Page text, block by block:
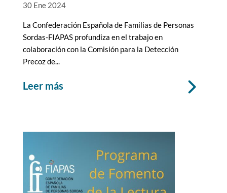
30 Ene 2024
La Confederación Española de Familias de Personas
Sordas-FIAPAS profundiza en el trabajo en
colaboración con la Comisión para la Detección
Precoz de...
leer más